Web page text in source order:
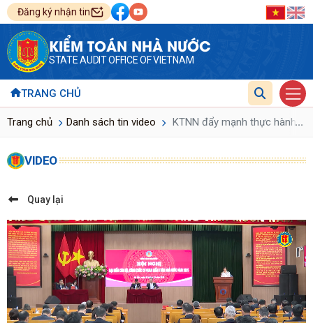
Đăng ký nhận tin
KIỂM TOÁN NHÀ NƯỚC
STATE AUDIT OFFICE OF VIETNAM
TRANG CHỦ
Trang chủ Danh sách tin video KTNN đẩy mạnh thực hành...
VIDEO
Quay lại